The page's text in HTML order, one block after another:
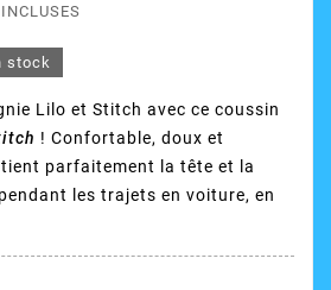
stock
Lilo et Stitch avec ce coussin
! Confortable, doux et
parfaitement la tête et la
les trajets en voiture, en